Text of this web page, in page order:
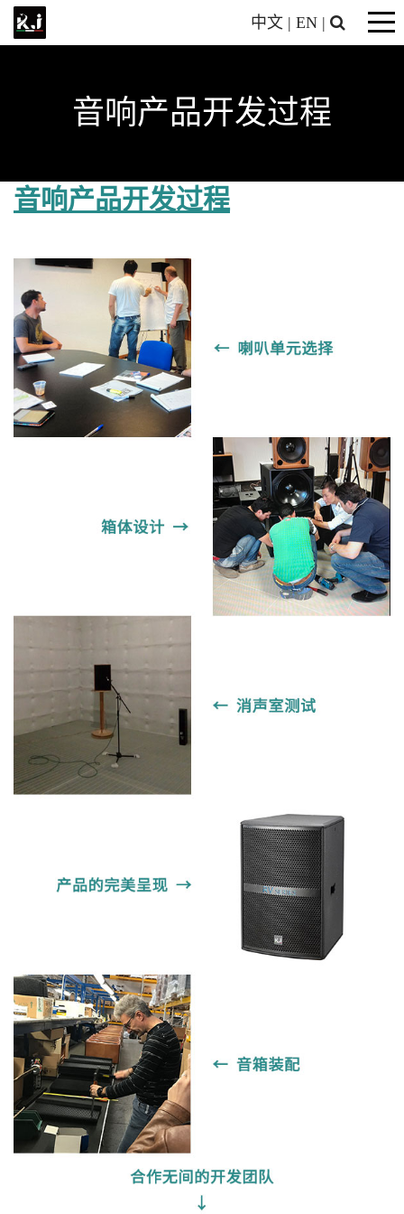
中文 | EN |
音响产品开发过程
音响产品开发过程